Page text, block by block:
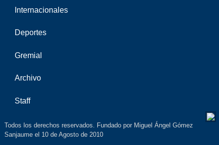
Internacionales
Deportes
Gremial
Archivo
Staff
Todos los derechos reservados. Fundado por Miguel Ángel Gómez
Sanjaume el 10 de Agosto de 2010